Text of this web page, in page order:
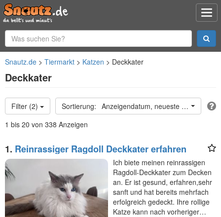
Snautz.de Tiermarkt Katzen Deckkater
Deckkater
Filter (2)
Anzeigendatum, neueste oben
1 bis 20 von 338 Anzeigen
1. Reinrassiger Ragdoll Deckkater erfahren
Ich biete meinen reinrassigen
Ragdoll-Deckkater zum Decken
an. Er ist gesund, erfahren,sehr
sanft und hat bereits mehrfach
erfolgreich gedeckt. Ihre rollige
Katze kann nach vorheriger…